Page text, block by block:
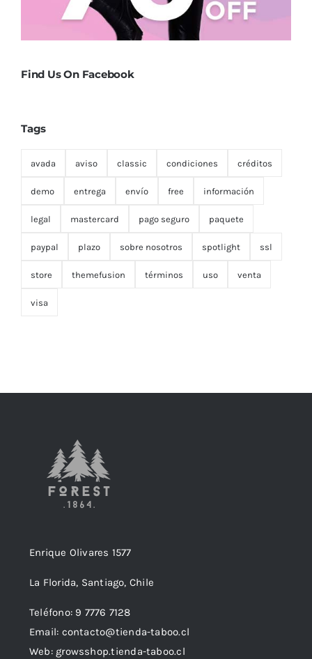
Find Us On Facebook
Tags
avada aviso classic condiciones créditos
demo entrega envío free información
legal mastercard pago seguro paquete
paypal plazo sobre nosotros spotlight ssl
store themefusion términos uso venta
visa
Enrique Olivares 1577
La Florida, Santiago, Chile
Teléfono: 9 7776 7128
Email: contacto@tienda-taboo.cl
Web: growsshop.tienda-taboo.cl